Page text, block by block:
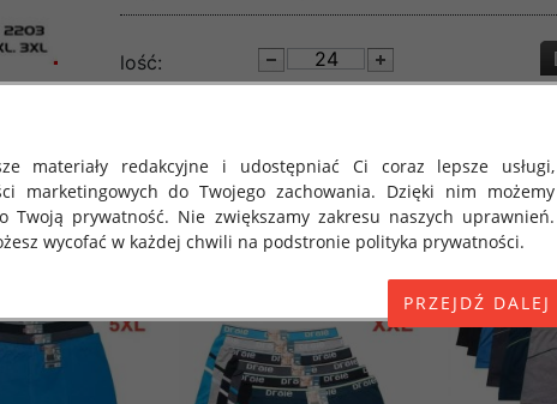
lość:
materiały redakcyjne i udostępniać Ci coraz lepsze usługi,
marketingowych do Twojego zachowania. Dzięki nim możemy
Twoją prywatność. Nie zwiększamy zakresu naszych uprawnień.
wycofać w każdej chwili na podstronie polityka prywatności.
Parlamentu Europejskiego i Rady (UE) 2016/679 z dnia 27
w związku z przetwarzaniem danych osobowych i w sprawie
dyrektywy 95/46/WE (określane jako "RODO", "ORODO",
Danych"). W związku z tym chcielibyśmy poinformować Cię o
na jakich odbywa się to po dniu 25 maja 2018 roku. Poniżej